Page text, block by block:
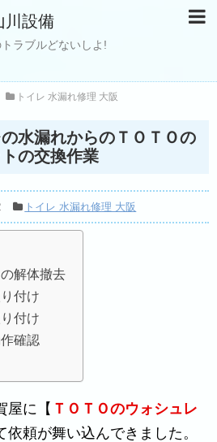
川設備
ラブルどないしよ!
トイレ 水漏れ修理 大阪
水漏れからのＴＯＴＯの
の交換作業
トイレ 水漏れ修理 大阪
解体撤去
付け
付け
確認
屋に【 ＴＯＴＯのウォシュレ
依頼が舞い込んできました。